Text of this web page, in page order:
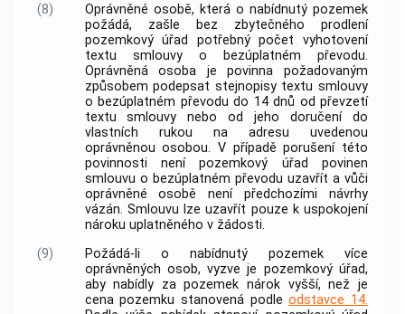
(8)
Oprávněné osobě, která o nabídnutý pozemek
požádá, zašle bez zbytečného prodlení
pozemkový úřad potřebný počet vyhotovení
textu smlouvy o bezúplatném převodu.
Oprávněná osoba je povinna požadovaným
způsobem podepsat stejnopisy textu smlouvy
o bezúplatném převodu do 14 dnů od převzetí
textu smlouvy nebo od jeho doručení do
vlastních rukou na adresu uvedenou
oprávněnou osobou. V případě porušení této
povinnosti není pozemkový úřad povinen
smlouvu o bezúplatném převodu uzavřít a vůči
oprávněné osobě není předchozími návrhy
vázán. Smlouvu lze uzavřít pouze k uspokojení
nároku uplatněného v žádosti.
(9)
Požádá-li o nabídnutý pozemek více
oprávněných osob, vyzve je pozemkový úřad,
aby nabídly za pozemek nárok vyšší, než je
cena pozemku stanovená podleodstavce 14.